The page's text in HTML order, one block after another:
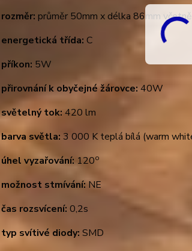
rozměr: průměr 50mm x délka 86mm
energetická třída: C
příkon: 5W
přirovnání k obyčejné žárovce: 40W
světelný tok: 420 lm
barva světla: 3 000 K teplá bílá (warm
úhel vyzařování: 120o
možnost stmívání:NE
čas rozsvícení: 0,2s
typ svítivé diody: SMD